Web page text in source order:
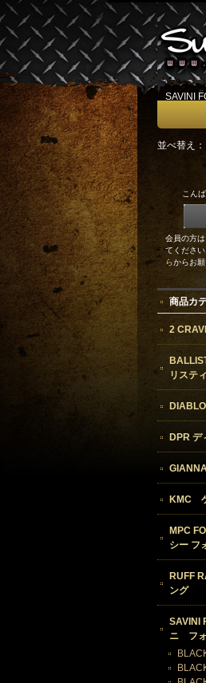
SAVINI
並べ替え：
こん
会員の方は
てくださ
らからお願
商品カ
2
リステ
DPR デ
KMC
MPC
シー フ
RUFF
ング
SAVINI
ニ フ